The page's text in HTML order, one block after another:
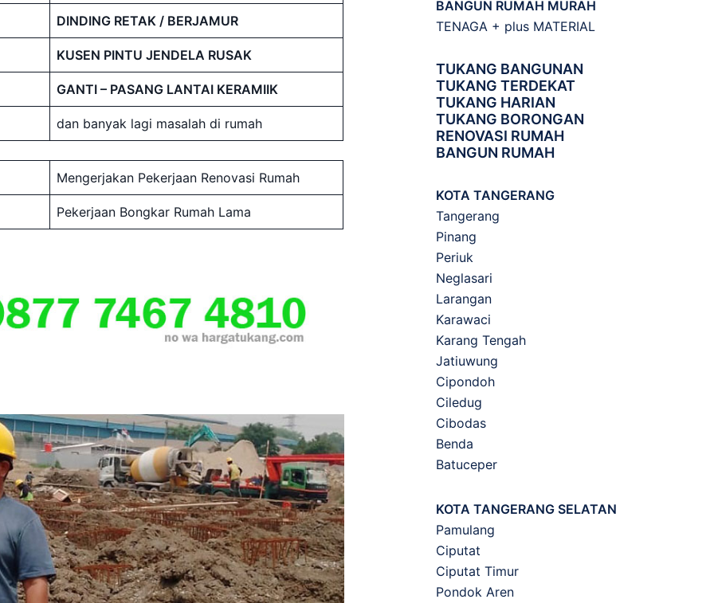
DINDING RETAK / BERJAMUR
KUSEN PINTU JENDELA RUSAK
GANTI – PASANG LANTAI KERAMIIK
dan banyak lagi masalah di rumah
Mengerjakan Pekerjaan Renovasi Rumah
Pekerjaan Bongkar Rumah Lama
BANGUN RUMAH MURAH
TENAGA + plus MATERIAL
TUKANG BANGUNAN
TUKANG TERDEKAT
TUKANG HARIAN
TUKANG BORONGAN
RENOVASI RUMAH
BANGUN RUMAH
KOTA TANGERANG
Tangerang
Pinang
Periuk
Neglasari
Larangan
Karawaci
Karang Tengah
Jatiuwung
Cipondoh
Ciledug
Cibodas
Benda
Batuceper
KOTA TANGERANG SELATAN
Pamulang
Ciputat
Ciputat Timur
Pondok Aren